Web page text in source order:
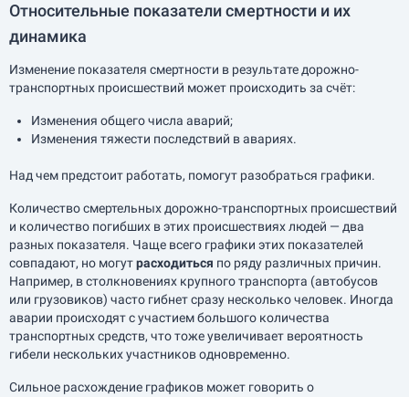
Относительные показатели смертности и их
динамика
Изменение показателя смертности в результате дорожно-
транспортных происшествий может происходить за счёт:
Изменения общего числа аварий;
Изменения тяжести последствий в авариях.
Над чем предстоит работать, помогут разобраться графики.
Количество смертельных дорожно-транспортных происшествий
и количество погибших в этих происшествиях людей — два
разных показателя. Чаще всего графики этих показателей
совпадают, но могутрасходиться по ряду различных причин.
Например, в столкновениях крупного транспорта (автобусов
или грузовиков) часто гибнет сразу несколько человек. Иногда
аварии происходят с участием большого количества
транспортных средств, что тоже увеличивает вероятность
гибели нескольких участников одновременно.
Сильное расхождение графиков может говорить о